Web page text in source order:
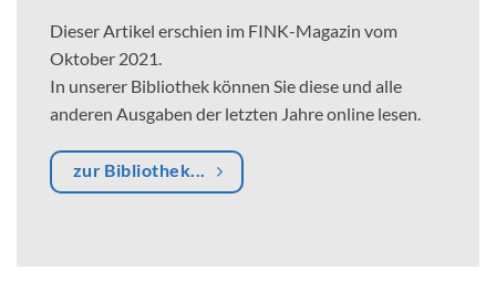
Dieser Artikel erschien im FINK-Magazin vom
Oktober 2021.
In unserer Bibliothek können Sie diese und alle
anderen Ausgaben der letzten Jahre online lesen.
zur Bibliothek...